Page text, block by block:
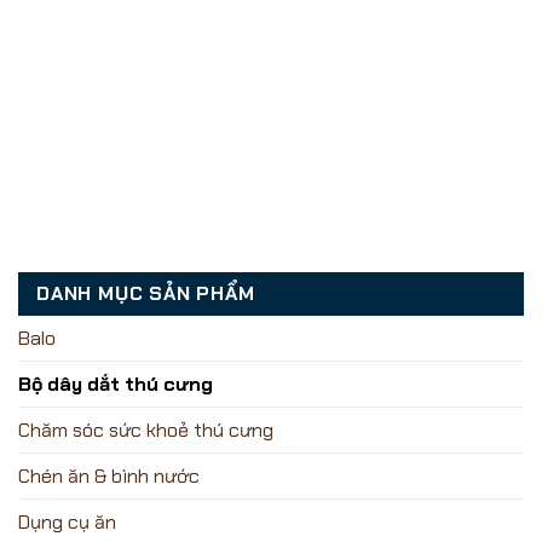
DANH MỤC SẢN PHẨM
Balo
Bộ dây dắt thú cưng
Chăm sóc sức khoẻ thú cưng
Chén ăn & bình nước
Dụng cụ ăn